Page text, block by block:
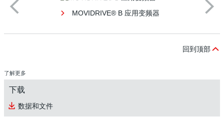
MOVIDRIVE® B 应用变频器
回到顶部
了解更多
下载
数据和文件